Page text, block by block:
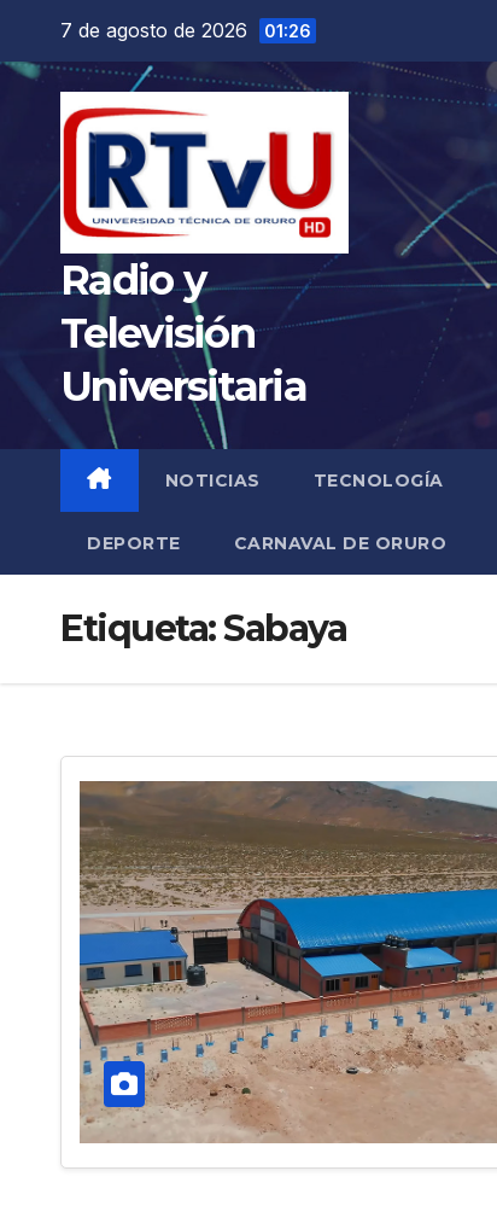
contenido
7 de agosto de 2026 01:26
Radio y
Televisión
Universitaria
NOTICIAS TECNOLOGÍA
DEPORTE CARNAVAL DE ORURO
Etiqueta:Sabaya